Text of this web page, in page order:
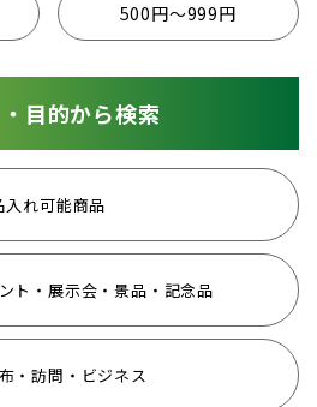
500円〜999円
目的から検索
入れ可能商品
ト・展示会・景品・記念品
・訪問・ビジネス